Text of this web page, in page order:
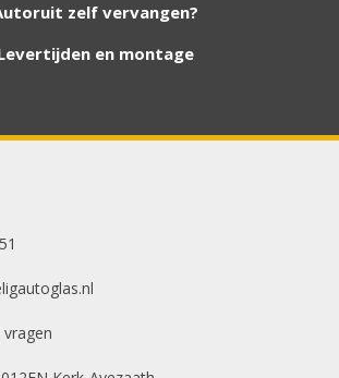
whatsapp
Stuur ons een
zelf vervangen?
en montage